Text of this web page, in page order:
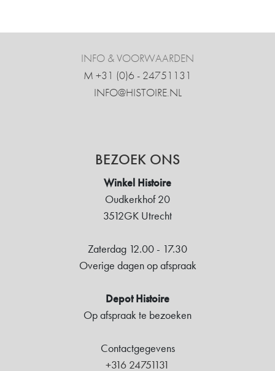
INFO & VOORWAARDEN
M +31 ‍(0)6 - 24751131
INFO@HISTOIRE.NL
BEZOEK ONS
Winkel Histoire
Oudkerkhof 20
3512GK Utrecht
Zaterdag 12.00 - 17.30
Overige dagen op afspraak
Depot Histoire
Op afspraak te bezoeken
Contactgegevens
+316 24751131